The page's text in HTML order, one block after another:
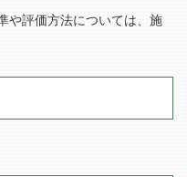
や評価方法については、施